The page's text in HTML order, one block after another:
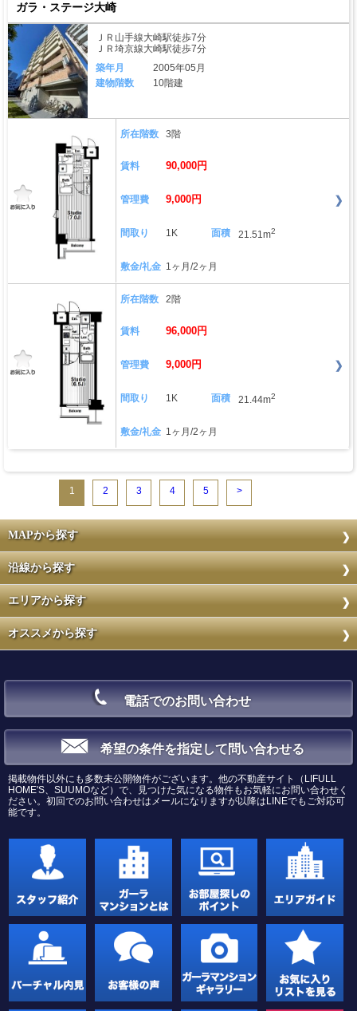
ガラ・ステージ大崎
ＪＲ山手線大崎駅徒歩7分
ＪＲ埼京線大崎駅徒歩7分
築年月
2005年05月
建物階数
10階建
所在階数 3階
賃料 90,000円
管理費 9,000円
間取り 1K 面積 21.51m2
敷金/礼金 1ヶ月/2ヶ月
所在階数 2階
賃料 96,000円
管理費 9,000円
間取り 1K 面積 21.44m2
敷金/礼金 1ヶ月/2ヶ月
1 2 3 4 5 >
MAPから探す
沿線から探す
エリアから探す
オススメから探す
電話でのお問い合わせ
希望の条件を指定して問い合わせる
掲載物件以外にも多数未公開物件がございます。他の不動産サイト（LIFULL
HOME'S、SUUMOなど）で、見つけた気になる物件もお気軽にお問い合わせく
ださい。初回でのお問い合わせはメールになりますが以降はLINEでもご対応可
能です。